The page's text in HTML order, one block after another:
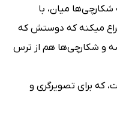
شکارچی‌ها میان، با
میکنه که دوستش که
و شکارچی‌ها هم از ترس
که برای تصویرگری و